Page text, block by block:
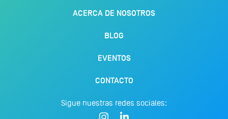
ACERCA DE NOSOTROS
BLOG
EVENTOS
CONTACTO
Sigue nuestras redes sociales: